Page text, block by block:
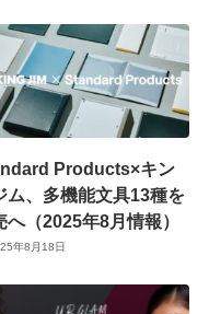
Products×キン
ム、多機能文具13種を
へ（2025年8月情報）
年8月18日